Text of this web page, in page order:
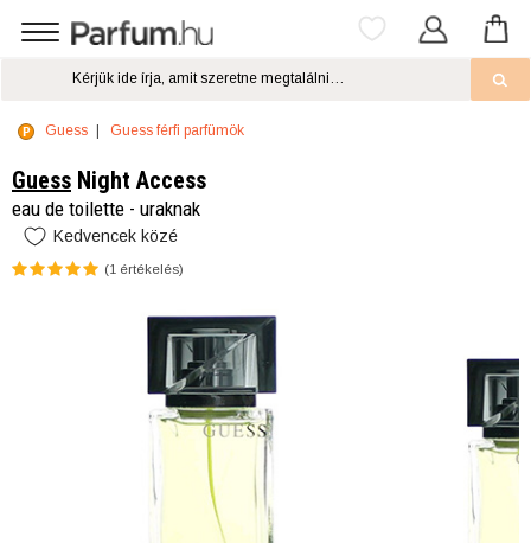
Guess Guess férfi parfümök
Guess Night Access
eau de toilette - uraknak
Kedvencek közé
(1 értékelés)